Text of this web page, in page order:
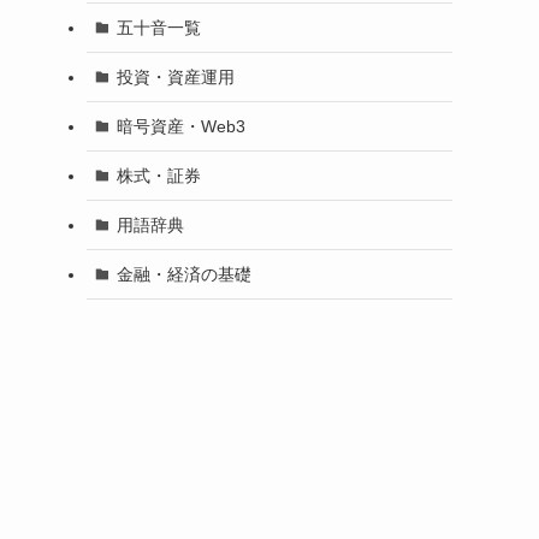
五十音一覧
投資・資産運用
暗号資産・Web3
株式・証券
用語辞典
金融・経済の基礎